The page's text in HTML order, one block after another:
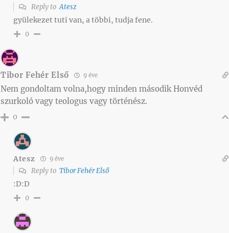
Reply toAtesz
gyülekezet tuti van, a többi, tudja fene.
0
Tibor Fehér Első 9 éve
Nem gondoltam volna,hogy minden második Honvéd
szurkoló vagy teologus vagy történész.
0
Atesz 9 éve
Reply to Tibor Fehér Első
:D:D
0